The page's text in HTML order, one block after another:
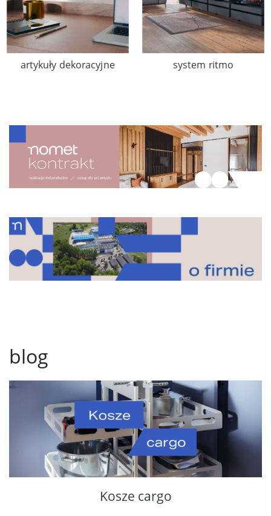
artykuły dekoracyjne system ritmo
blog
Kosze cargo